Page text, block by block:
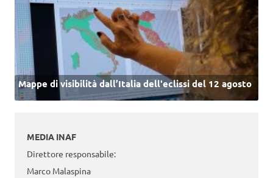
Mappe di visibilità dall’Italia dell'eclissi del 12 agosto
MEDIA INAF
Direttore responsabile:
Marco Malaspina